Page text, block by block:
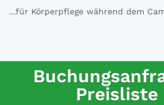
...für Körperpflege während dem
Preisliste